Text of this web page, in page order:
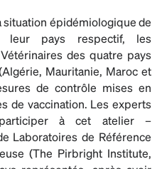
épidémiologique de
leur pays respectif, les
des quatre pays
Mauritanie, Maroc et
de contrôle mises en
de vaccination. Les experts
à cet atelier –
Laboratoires de Référence
(The Pirbright Institute,